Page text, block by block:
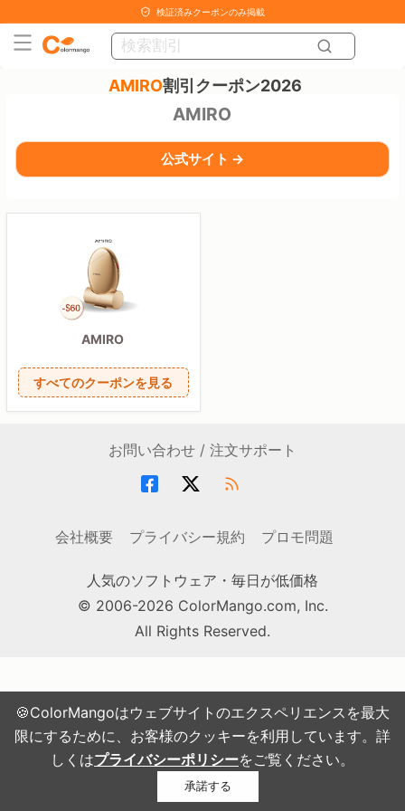
🍪ColorMangoはウェブサイトのエクスペリエンスを最大
限にするために、お客様のクッキーを利用しています。詳
しくはプライバシーポリシーをご覧ください。
承諾する
検証済みクーポンのみ掲載
AMIRO割引クーポン2026
AMIRO
公式サイト →
AMIRO
すべてのクーポンを見る
お問い合わせ / 注文サポート
会社概要 プライバシー規約 プロモ問題
人気のソフトウェア・毎日が低価格
© 2006-2026 ColorMango.com, Inc.
All Rights Reserved.